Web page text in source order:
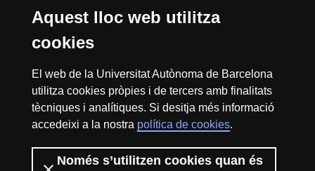
Aquest lloc web utilitza
cookies
El web de la Universitat Autònoma de Barcelona
utilitza cookies pròpies i de tercers amb finalitats
tècniques i analítiques. Si desitja més informació
accedeixi a la nostra política de cookies.
Només s’utilitzen cookies quan és
HR
Sobre el web Accessibilitat web Avís Legal
Política de